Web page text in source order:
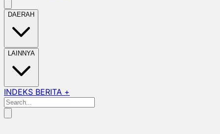
DAERAH
LAINNYA
INDEKS BERITA +